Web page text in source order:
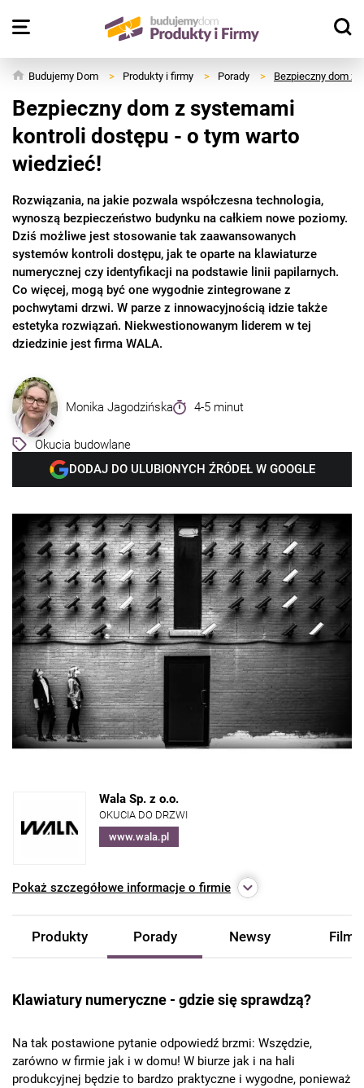
Budujemy Dom > Produkty i firmy > Porady > Bezpieczny dom z
Bezpieczny dom z systemami
kontroli dostępu - o tym warto
wiedzieć!
Rozwiązania, na jakie pozwala współczesna technologia,
wynoszą bezpieczeństwo budynku na całkiem nowe poziomy.
Dziś możliwe jest stosowanie tak zaawansowanych
systemów kontroli dostępu, jak te oparte na klawiaturze
numerycznej czy identyfikacji na podstawie linii papilarnych.
Co więcej, mogą być one wygodnie zintegrowane z
pochwytami drzwi. W parze z innowacyjnością idzie także
estetyka rozwiązań. Niekwestionowanym liderem w tej
dziedzinie jest firma WALA.
Monika Jagodzińska 4-5 minut
Okucia budowlane
DODAJ DO ULUBIONYCH ŹRÓDEŁ W GOOGLE
Wala Sp. z o.o.
OKUCIA DO DRZWI
www.wala.pl
Pokaż szczegółowe informacje o firmie
Produkty Porady Newsy Filmy
Klawiatury numeryczne - gdzie się sprawdzą?
Na tak postawione pytanie odpowiedź brzmi: Wszędzie,
zarówno w firmie jak i w domu! W biurze jak i na hali
produkcyjnej będzie to bardzo praktyczne i wygodne, ponieważ